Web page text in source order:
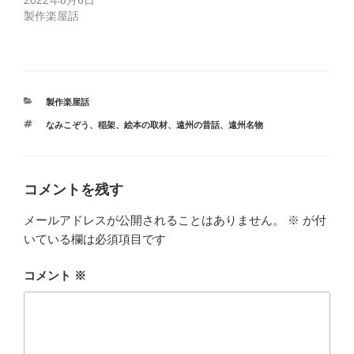
製作楽屋話
カ
ゴ
製作楽屋話
タ
なみこぞう 、 稲架、 絵本の取材、 遠州の昔話、 遠州名物
コメントを残す
メールアドレスが公開されることはありません。 ※ が付
いている欄は必須項目です
コメント ※